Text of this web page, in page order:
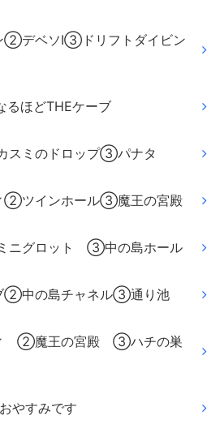
デベソⅠ③ドリフトダイビン
どTHEケーブ
ミのドロップ③パナタ
②ツインホール③魔王の宮殿
グロット ③中の島ホール
②中の島チャネル③通り池
②魔王の宮殿 ③ハチの巣
やすみです